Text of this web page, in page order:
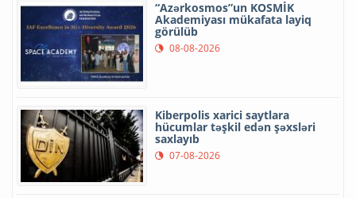
“Azərkosmos”un KOSMİK
Akademiyası mükafata layiq
görülüb
08-08-2026
Kiberpolis xarici saytlara
hücumlar təşkil edən şəxsləri
saxlayıb
07-08-2026